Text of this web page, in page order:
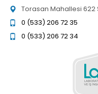
Torasan Mahallesi 622
0 (533) 206 72 35
0 (533) 206 72 34